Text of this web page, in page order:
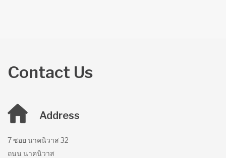
Contact Us
Address
7 ซอย นาคนิวาส32
ถนน นาคนิวาส